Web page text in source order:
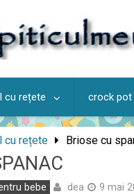
cu rețete crock pot
cu rețete Briose cu
bebe dea 9 mai